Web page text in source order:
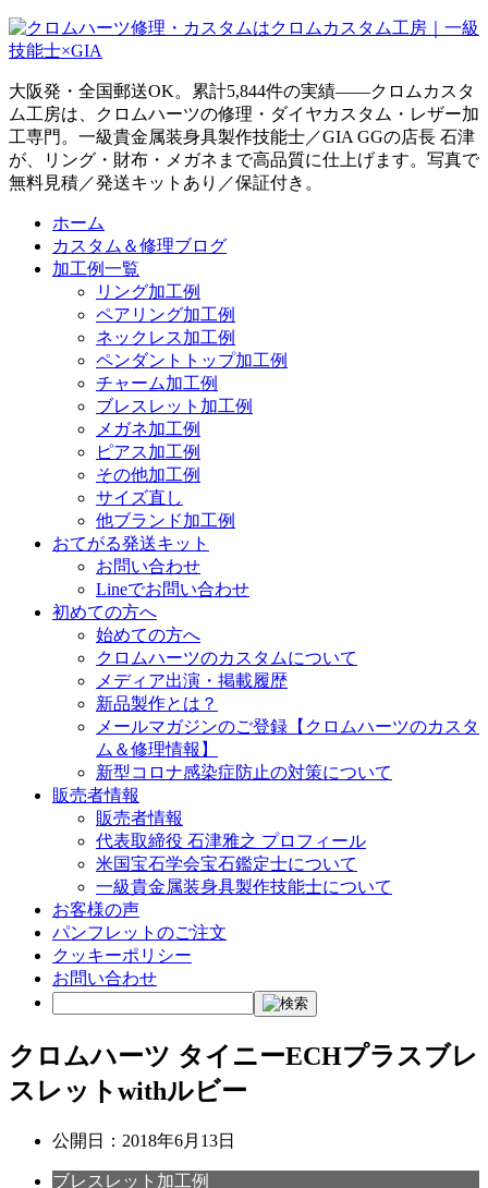
大阪発・全国郵送OK。累計5,844件の実績——クロムカスタ
ム工房は、クロムハーツの修理・ダイヤカスタム・レザー加
工専門。一級貴金属装身具製作技能士／GIA GGの店長 石津
が、リング・財布・メガネまで高品質に仕上げます。写真で
無料見積／発送キットあり／保証付き。
ホーム
カスタム＆修理ブログ
加工例一覧
リング加工例
ペアリング加工例
ネックレス加工例
ペンダントトップ加工例
チャーム加工例
ブレスレット加工例
メガネ加工例
ピアス加工例
その他加工例
サイズ直し
他ブランド加工例
おてがる発送キット
お問い合わせ
Lineでお問い合わせ
初めての方へ
始めての方へ
クロムハーツのカスタムについて
メディア出演・掲載履歴
新品製作とは？
メールマガジンのご登録【クロムハーツのカスタ
ム＆修理情報】
新型コロナ感染症防止の対策について
販売者情報
販売者情報
代表取締役 石津雅之 プロフィール
米国宝石学会宝石鑑定士について
一級貴金属装身具製作技能士について
お客様の声
パンフレットのご注文
クッキーポリシー
お問い合わせ
クロムハーツ タイニーECHプラスブレ
スレットwithルビー
公開日： 2018年6月13日
ブレスレット加工例